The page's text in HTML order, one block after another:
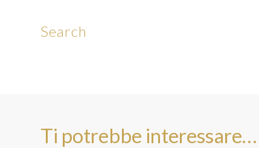
Search
Ti potrebbe interessare…